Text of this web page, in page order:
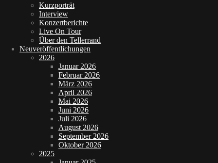
Kurzporträt
Interview
Konzertberichte
Live On Tour
Über den Tellerrand
Neuveröffentlichungen
2026
Januar 2026
Februar 2026
März 2026
April 2026
Mai 2026
Juni 2026
Juli 2026
August 2026
September 2026
Oktober 2026
2025